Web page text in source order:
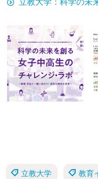
立教大学 教育